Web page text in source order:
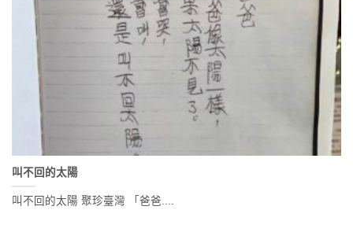
叫不回的太陽
叫不回的太陽 聚珍臺灣 「爸爸....